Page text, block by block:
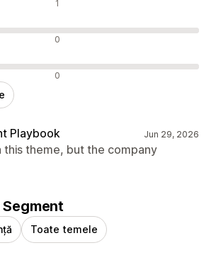
1
0
0
Playbook Jun 29, 2026
this theme, but the company
Toate temele